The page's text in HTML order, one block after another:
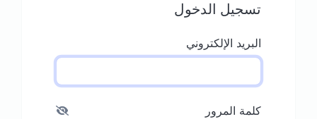
تسجيل الدخول
البريد الإلكتروني
كلمة المرور